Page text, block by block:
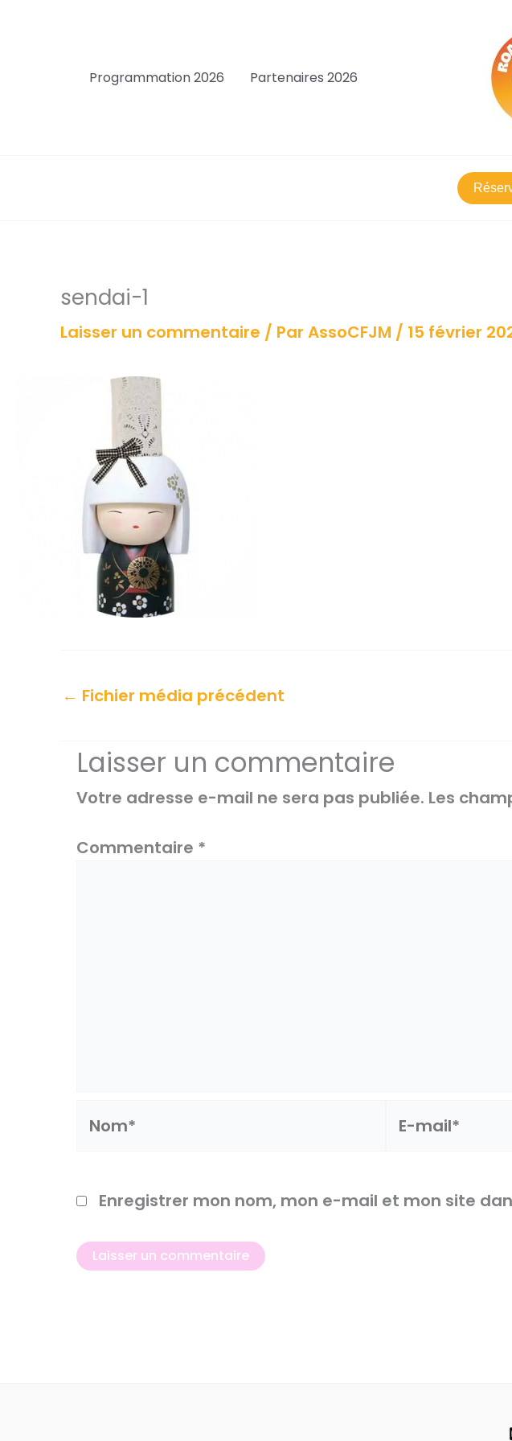
Programmation 2026 Partenaires 2026
sendai-1
Laisser un commentaire / Par AssoCFJM / 15 février
← Fichier média précédent
Laisser un commentaire
Votre adresse e-mail ne sera pas publiée. Les
Commentaire *
mail*
Enregistrer mon nom, mon e-mail et mon site